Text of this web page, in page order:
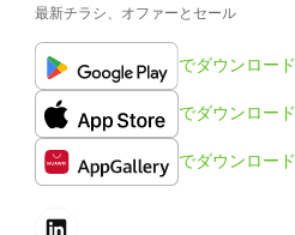
最新チラシ、オファーとセール
でダウンロード
でダウンロード
でダウンロード